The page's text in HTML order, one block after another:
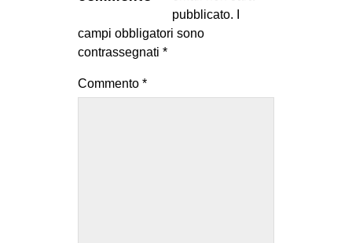
pubblicato.
campi obbligatori sono
contrassegnati *
Commento *